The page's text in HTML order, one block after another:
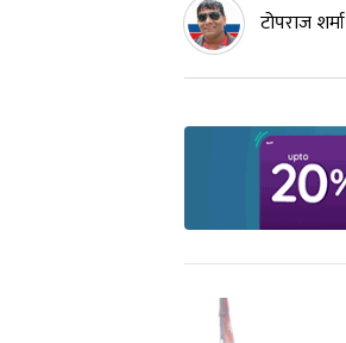
टोपराज शर्मा